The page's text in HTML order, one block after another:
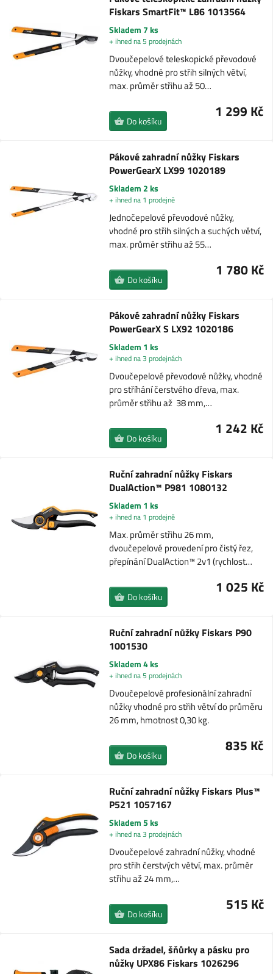
Fiskars SmartFit™ L86 1013564
Skladem 7 ks
+ ihned na 5 prodejnách
Dvoučepelové teleskopické převodové
nůžky, vhodné pro střih silných větví,
max. průměr střihu až 50…
1 299 Kč
Do košíku
Pákové zahradní nůžky Fiskars
PowerGearX LX99 1020189
Skladem 2 ks
+ ihned na 1 prodejně
Jednočepelové převodové nůžky,
vhodné pro střih silných a suchých větví,
max. průměr střihu až 55…
1 780 Kč
Do košíku
Pákové zahradní nůžky Fiskars
PowerGearX S LX92 1020186
Skladem 1 ks
+ ihned na 3 prodejnách
Dvoučepelové převodové nůžky, vhodné
pro stříhání čerstvého dřeva, max.
průměr střihu až 38 mm,…
1 242 Kč
Do košíku
Ruční zahradní nůžky Fiskars
DualAction™ P981 1080132
Skladem 1 ks
+ ihned na 1 prodejně
Max. průměr střihu 26 mm,
dvoučepelové provedení pro čistý řez,
přepínání DualAction™ 2v1 (rychlost…
1 025 Kč
Do košíku
Ruční zahradní nůžky Fiskars P90
1001530
Skladem 4 ks
+ ihned na 5 prodejnách
Dvoučepelové profesionální zahradní
nůžky vhodné pro střih větví do průměru
26 mm, hmotnost 0,30 kg.
835 Kč
Do košíku
Ruční zahradní nůžky Fiskars Plus™
P521 1057167
Skladem 5 ks
+ ihned na 3 prodejnách
Dvoučepelové zahradní nůžky, vhodné
pro střih čerstvých větví, max. průměr
střihu až 24 mm,…
515 Kč
Do košíku
Sada držadel, šňůrky a pásku pro
nůžky UPX86 Fiskars 1026296